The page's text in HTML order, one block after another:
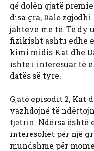
që dolën gjatë
disa gra, Dale
jahteve me të. Të dy
fizikisht ashtu edhe
kimi midis Kat dhe
ishte i interesuar të
datës së tyre.
Gjatë episodit 2, Kat
vazhdojnë të
tjetrin. Ndërsa është
interesohet për një
mundshme për